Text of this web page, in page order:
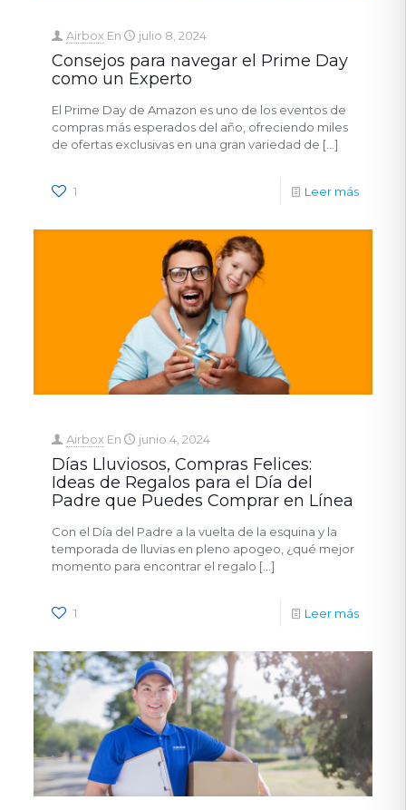
Airbox En julio 8, 2024
Consejos para navegar el Prime Day
como un Experto
El Prime Day de Amazon es uno de los eventos de
compras más esperados del año, ofreciendo miles
de ofertas exclusivas en una gran variedad de […]
1 Leer más
Airbox En junio 4, 2024
Días Lluviosos, Compras Felices:
Ideas de Regalos para el Día del
Padre que Puedes Comprar en Línea
Con el Día del Padre a la vuelta de la esquina y la
temporada de lluvias en pleno apogeo, ¿qué mejor
momento para encontrar el regalo […]
1 Leer más